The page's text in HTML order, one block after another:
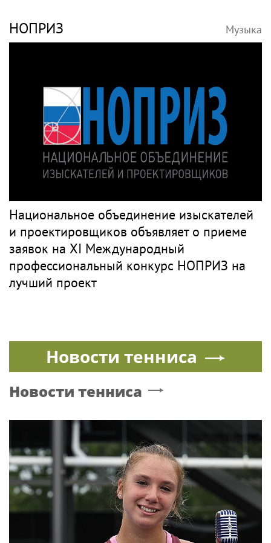
НОПРИЗ Музыка
Национальное объединение изыскателей
и проектировщиков объявляет о приеме
заявок на XI Международный
профессиональный конкурс НОПРИЗ на
лучший проект
Новости тенниса
Новости тенниса